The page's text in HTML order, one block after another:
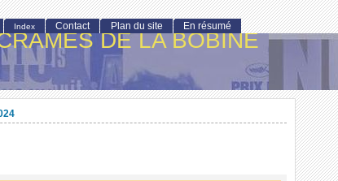
DE LA BOBINE
Index Contact Plan du site En résumé